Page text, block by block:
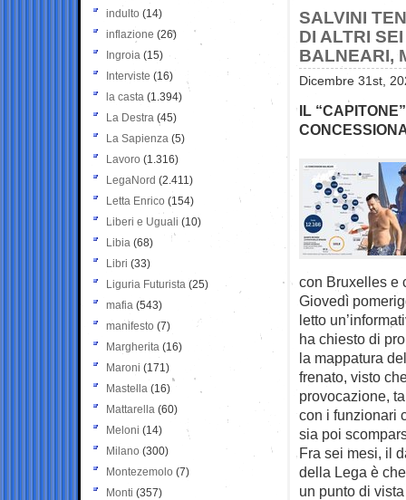
SALVINI
DI ALTRI
BALNEARI,
Dicembre 31st,
IL
con Bruxelles e
Giovedì
letto
ha chiesto di
la mappatura
frenato, visto
provocazione,
con i funzionari
sia poi
Fra sei mesi, il
della Lega è
un punto di
indulto (14)
inflazione (26)
Ingroia (15)
Interviste (16)
la casta (1.394)
La Destra (45)
La Sapienza (5)
Lavoro (1.316)
LegaNord (2.411)
Letta Enrico (154)
Liberi e Uguali (10)
Libia (68)
Libri (33)
Liguria Futurista (25)
mafia (543)
manifesto (7)
Margherita (16)
Maroni (171)
Mastella (16)
Mattarella (60)
Meloni (14)
Milano (300)
Montezemolo (7)
Monti (357)